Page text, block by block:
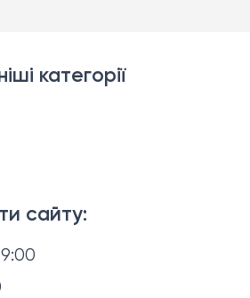
сайту:
категорії
сну